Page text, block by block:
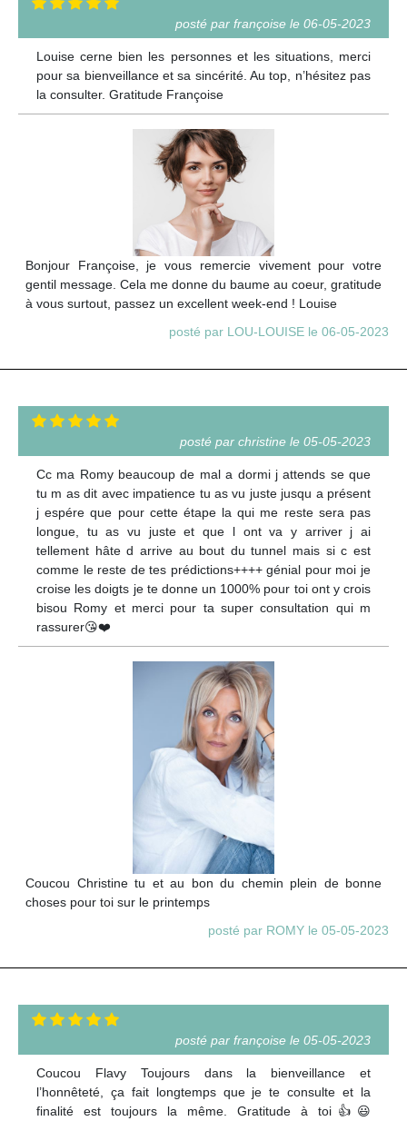
posté par françoise le 06-05-2023
Louise cerne bien les personnes et les situations, merci
pour sa bienveillance et sa sincérité. Au top, n’hésitez pas
la consulter. Gratitude Françoise
Bonjour Françoise, je vous remercie vivement pour votre
gentil message. Cela me donne du baume au coeur, gratitude
à vous surtout, passez un excellent week-end ! Louise
posté par LOU-LOUISE le 06-05-2023
posté par christine le 05-05-2023
Cc ma Romy beaucoup de mal a dormi j attends se que
tu m as dit avec impatience tu as vu juste jusqu a présent
j espére que pour cette étape la qui me reste sera pas
longue, tu as vu juste et que l ont va y arriver j ai
tellement hâte d arrive au bout du tunnel mais si c est
comme le reste de tes prédictions++++ génial pour moi je
croise les doigts je te donne un 1000% pour toi ont y crois
bisou Romy et merci pour ta super consultation qui m
rassurer😘❤️
Coucou Christine tu et au bon du chemin plein de bonne
choses pour toi sur le printemps
posté par ROMY le 05-05-2023
posté par françoise le 05-05-2023
Coucou Flavy Toujours dans la bienveillance et
l’honnêteté, ça fait longtemps que je te consulte et la
finalité est toujours la même. Gratitude à toi👍😃